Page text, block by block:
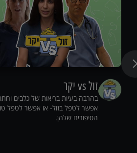
זול vs יקר
בהרבה בעיות בריאות של כלבים
אפשר לטפל בזול- או אפשר לטפל
הסיפורים שלהן.